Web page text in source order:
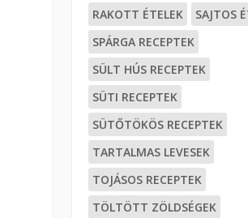
RAKOTT ÉTELEK
SAJTOS
SPÁRGA RECEPTEK
SÜLT HÚS RECEPTEK
SÜTI RECEPTEK
SÜTŐTÖKÖS RECEPTEK
TARTALMAS LEVESEK
TOJÁSOS RECEPTEK
TÖLTÖTT ZÖLDSÉGEK